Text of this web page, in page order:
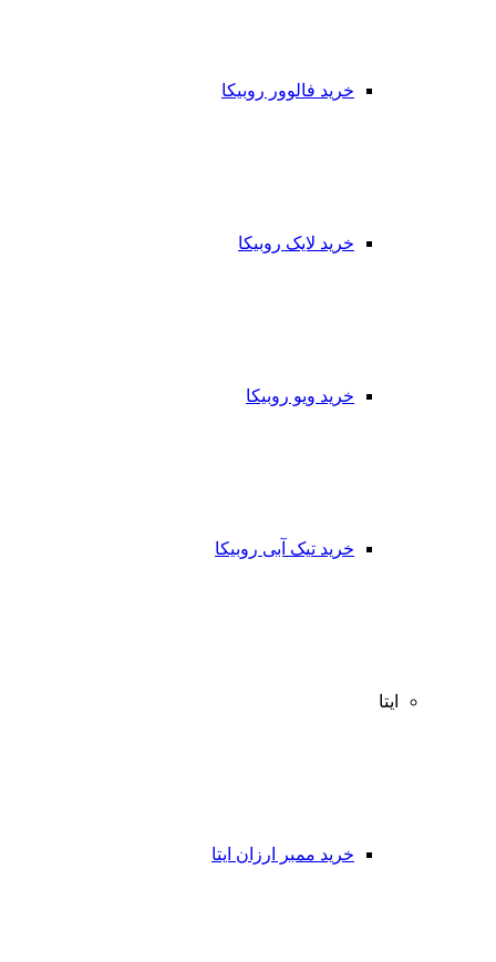
خرید فالوور روبیکا
خرید لایک روبیکا
خرید ویو روبیکا
خرید تیک آبی روبیکا
ایتا
خرید ممبر ارزان ایتا